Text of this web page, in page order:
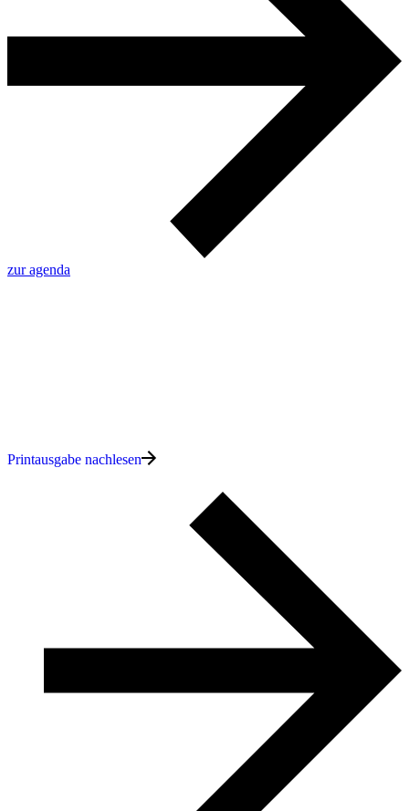
zur agenda
Printausgabe nachlesen